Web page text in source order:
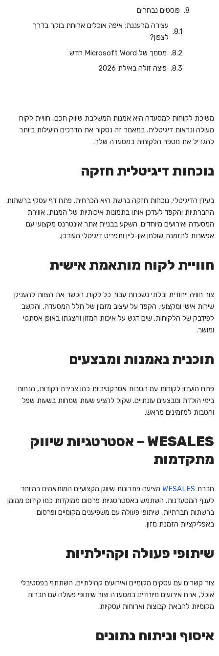
פוסטים נבחרים
עצירה מרעננת: איפה אוכלים ארוחת בוקר בדרך
לצפון?
‏‏מסמך של Microsoft Word חדש
פיצה זולה באילת 2026
משיכת לקוחות למסעדה היא אמנות המשלבת שיווק חכם, חוויית לקוח
מעולה ונראות דיגיטלית. במאמר זה נסקור את הדרכים היעילות ביותר
להגדיל את מספר הלקוחות במסעדה שלך.
נוכחות דיגיטלית חזקה
בעידן הדיגיטלי, נוכחות חזקה ברשת היא הכרחית. פתח דף עסקי ברשתות
החברתיות והקפד לעדכן אותו בתמונות איכותיות של המנות, אווירת
המסעדה ואירועים מיוחדים. השקע בבניית אתר אינטרנט מקצועי עם
אפשרות להזמנת שולחן און-ליין ותפריט דיגיטלי מעודכן.
חוויית לקוח מותאמת אישית
צור חוויה ייחודית ובלתי נשכחת עבור כל לקוח. הכשר את הצוות להעניק
שירות אישי ומקצועי, הקפד על עיצוב מזמין של חלל המסעדה, והקשב
לפידבק של הלקוחות. שים דגש על איכות המזון והצגתו באופן אסתטי
ומושך.
תוכנית נאמנות ומבצעים
פתח מועדון לקוחות עם הטבות אטרקטיביות כמו צבירת נקודות, הנחות
בימי הולדת ומבצעים עונתיים. שקול להציע שעות שמחות בשעות שפל
והטבות למזמינים מראש.
WESALES – אסטרטגיות שיווק
מתקדמות
חברת WESALES מציעה פתרונות שיווק מקצועיים המותאמים במיוחד
לענף המסעדנות. השתמש באסטרטגיות פרסום ממוקדות כמו קידום ממומן
ברשתות חברתיות, שיתופי פעולה עם משפיענים מקומיים ופרסום
באפליקציות הזמנת מזון.
שיתופי פעולה וקהילתיות
צור קשרים עם עסקים מקומיים ואירועים קהילתיים. השתתף בפסטיבלי
אוכל, ארח אירועים מיוחדים במסעדה וצור שיתופי פעולה עם חברות
מקומיות להבאת קבוצות וארוחות עסקיות.
איסוף וניתוח נתונים